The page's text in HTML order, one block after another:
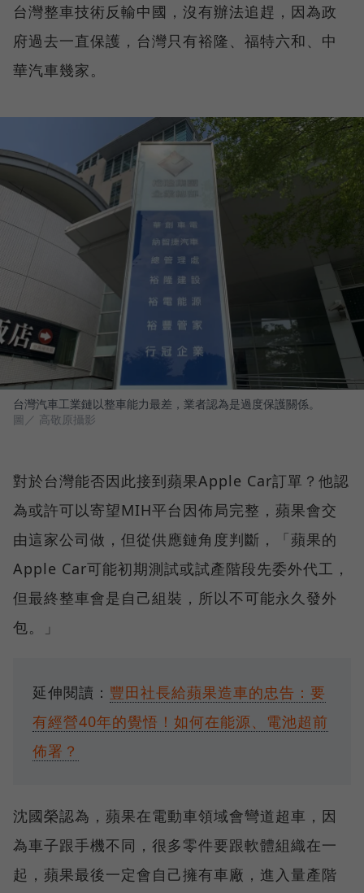
台灣整車技術反輸中國，沒有辦法追趕，因為政
府過去一直保護，台灣只有裕隆、福特六和、中
華汽車幾家。
台灣汽車工業鏈以整車能力最差，業者認為是過度保護關係。
圖／ 高敬原攝影
對於台灣能否因此接到蘋果Apple Car訂單？他認
為或許可以寄望MIH平台因佈局完整，蘋果會交
由這家公司做，但從供應鏈角度判斷，「蘋果的
Apple Car可能初期測試或試產階段先委外代工，
但最終整車會是自己組裝，所以不可能永久發外
包。」
延伸閱讀： 豐田社長給蘋果造車的忠告：要
有經營40年的覺悟！如何在能源、電池超前
佈署？
沈國榮認為，蘋果在電動車領域會彎道超車，因
為車子跟手機不同，很多零件要跟軟體組織在一
起，蘋果最後一定會自己擁有車廠，進入量產階